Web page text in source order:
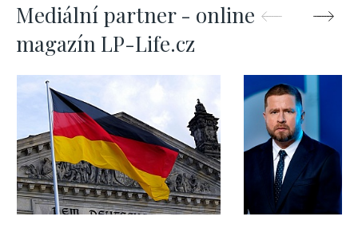
Mediální partner - online
magazín LP-Life.cz